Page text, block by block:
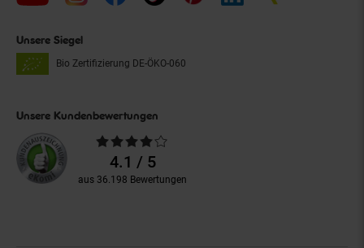
Unsere Siegel
Bio Zertifizierung DE-ÖKO-060
Unsere Kundenbewertungen
Durchschnittliche
Bewertungen4.1 / 5
aus 36.198 Bewertungen